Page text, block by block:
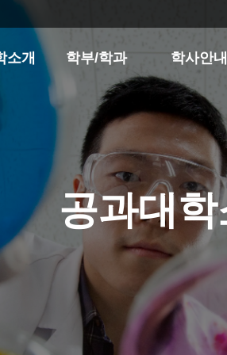
소개 학부/학과 학사안내
공과대학